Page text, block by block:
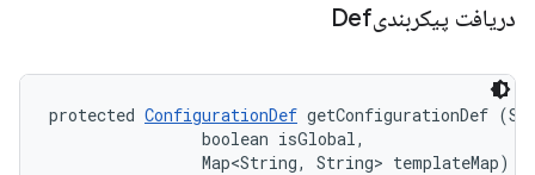
دریافت پیکربندیDef
protected ConfigurationDef getConfigurationDef
                boolean isGlobal,
                Map<String, String> templateMap)